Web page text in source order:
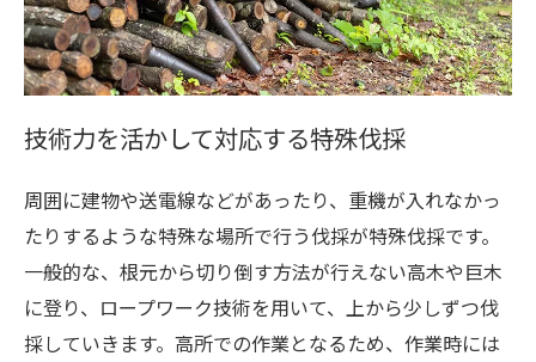
技術力を活かして対応する特殊伐採
周囲に建物や送電線などがあったり、重機が入れなかっ
たりするような特殊な場所で行う伐採が特殊伐採です。
一般的な、根元から切り倒す方法が行えない高木や巨木
に登り、ロープワーク技術を用いて、上から少しずつ伐
採していきます。高所での作業となるため、作業時には